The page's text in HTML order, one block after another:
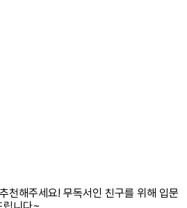
천해주세요! 무독서인 친구를 위해 입문